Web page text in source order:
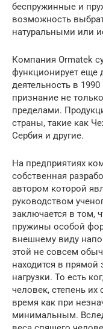
беспружинные и
возможность
натуральными или
Компания Ormatek
функционирует еще
деятельность в
признание не
пределами.
страны, такие как
Сербия и другие.
На предприятиях
собственная
автором которой
руководством
заключается в том,
пружины особой
внешнему виду
этой не совсем
находится в
нагрузки. То есть
человек, степень
время как при
минимальным.